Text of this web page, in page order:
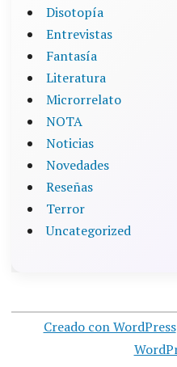
Disotopía
Entrevistas
Fantasía
Literatura
Microrrelato
NOTA
Noticias
Novedades
Reseñas
Terror
Uncategorized
Creado con WordPress